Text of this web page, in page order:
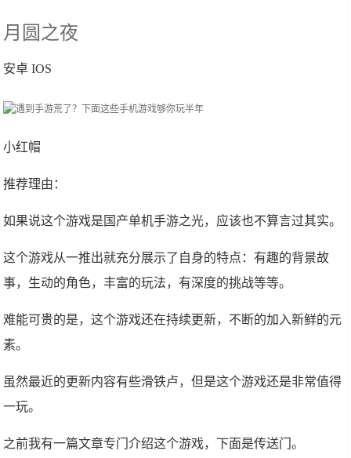
月圆之夜
安卓 IOS
小红帽
推荐理由：
如果说这个游戏是国产单机手游之光，应该也不算言过其实。
这个游戏从一推出就充分展示了自身的特点：有趣的背景故
事，生动的角色，丰富的玩法，有深度的挑战等等。
难能可贵的是，这个游戏还在持续更新，不断的加入新鲜的元
素。
虽然最近的更新内容有些滑铁卢，但是这个游戏还是非常值得
一玩。
之前我有一篇文章专门介绍这个游戏，下面是传送门。